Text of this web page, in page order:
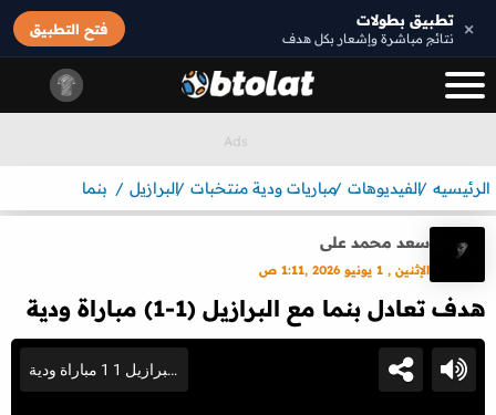
× تطبيق بطولات
نتائج مباشرة وإشعار بكل هدف
فتح التطبيق
الرئيسيه الفيديوهات مباريات ودية منتخبات البرازيل بنما
سعد محمد على
الإثنين , 1 يونيو 2026 ,1:11 ص
هدف تعادل بنما مع البرازيل (1-1) مباراة ودية